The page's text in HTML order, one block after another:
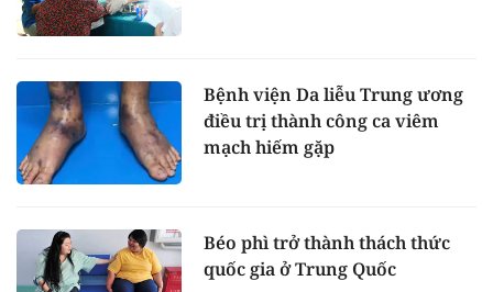
Bệnh viện Da liễu Trung ương
điều trị thành công ca viêm
mạch hiếm gặp
Béo phì trở thành thách thức
quốc gia ở Trung Quốc